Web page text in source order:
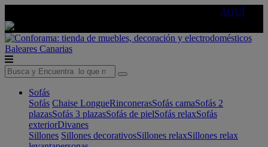
AQUÍ
Baleares Canarias
Sofás
Sofás Chaise LongueRinconerasSofás camaSofás 2
plazasSofás 3 plazasSofás de pielSofás relaxSofás
exteriorDivanes
Sillones Sillones decorativosSillones relaxSillones relax